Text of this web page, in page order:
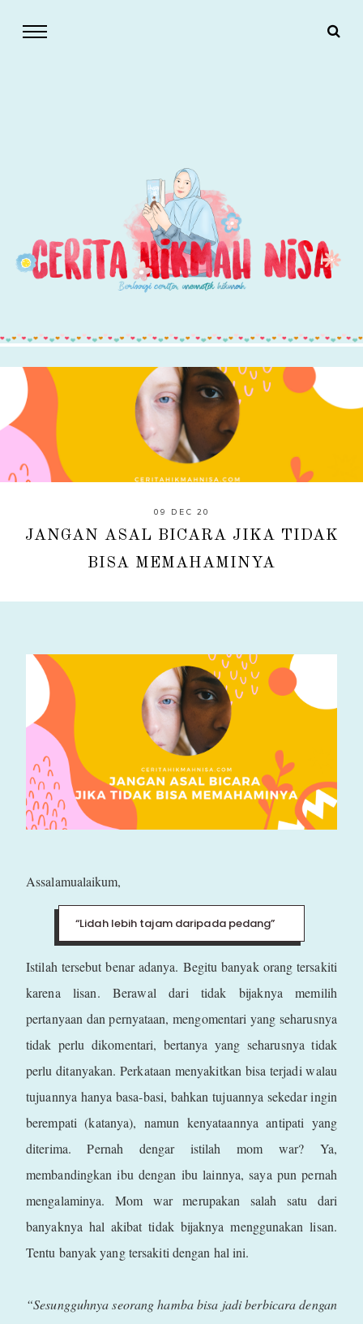
09 DEC 20
JANGAN ASAL BICARA JIKA TIDAK
BISA MEMAHAMINYA
Assalamualaikum,
“Lidah lebih tajam daripada pedang”
Istilah tersebut benar adanya. Begitu banyak orang tersakiti
karena lisan. Berawal dari tidak bijaknya memilih
pertanyaan dan pernyataan, mengomentari yang seharusnya
tidak perlu dikomentari, bertanya yang seharusnya tidak
perlu ditanyakan. Perkataan menyakitkan bisa terjadi walau
tujuannya hanya basa-basi, bahkan tujuannya sekedar ingin
berempati (katanya), namun kenyataannya antipati yang
diterima. Pernah dengar istilah mom war? Ya,
membandingkan ibu dengan ibu lainnya, saya pun pernah
mengalaminya. Mom war merupakan salah satu dari
banyaknya hal akibat tidak bijaknya menggunakan lisan.
Tentu banyak yang tersakiti dengan hal ini.
“Sesungguhnya seorang hamba bisa jadi berbicara dengan